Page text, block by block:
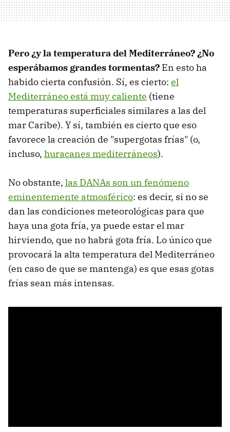
Pero ¿y la temperatura del Mediterráneo? ¿No
esperábamos grandes tormentas? En esto ha
habido cierta confusión. Sí, es cierto: el
Mediterráneo está muy caliente (tiene
temperaturas superficiales similares a las del
mar Caribe). Y sí, también es cierto que eso
favorece la creación de "supergotas frías" (o,
incluso, huracanes mediterráneos).
No obstante, las DANAs son un fenómeno
eminentemente atmosférico: es decir, si no se
dan las condiciones meteorológicas para que
haya una gota fría, ya puede estar el mar
hirviendo, que no habrá gota fría. Lo único que
provocará la alta temperatura del Mediterráneo
(en caso de que se mantenga) es que esas gotas
frías sean más intensas.